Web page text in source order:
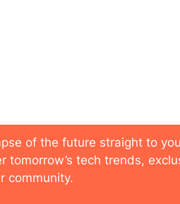
of the future straight to
tomorrow’s tech trends,
community.